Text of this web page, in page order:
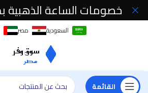
السعودية مصر
القائمة
خصومات الساعة الذهبية